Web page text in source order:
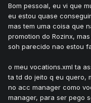
Bom pessoal, eu vi que
eu estou quase
mas tem uma coisa que
promotion do Rozinx,
soh parecido nao estou
o meu vocations.xml ta
ta td do jeito q eu quero,
no acc manager como
manager, para ser pego